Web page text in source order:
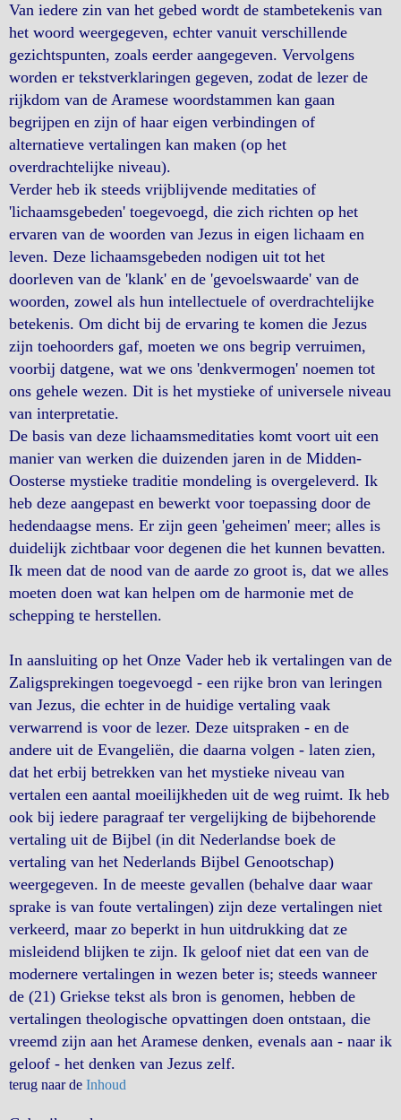
Van iedere zin van het gebed wordt de stambetekenis van
het woord weergegeven, echter vanuit verschillende
gezichtspunten, zoals eerder aangegeven. Vervolgens
worden er tekstverklaringen gegeven, zodat de lezer de
rijkdom van de Aramese woordstammen kan gaan
begrijpen en zijn of haar eigen verbindingen of
alternatieve vertalingen kan maken (op het
overdrachtelijke niveau).
Verder heb ik steeds vrijblijvende meditaties of
'lichaamsgebeden' toegevoegd, die zich richten op het
ervaren van de woorden van Jezus in eigen lichaam en
leven. Deze lichaamsgebeden nodigen uit tot het
doorleven van de 'klank' en de 'gevoelswaarde' van de
woorden, zowel als hun intellectuele of overdrachtelijke
betekenis. Om dicht bij de ervaring te komen die Jezus
zijn toehoorders gaf, moeten we ons begrip verruimen,
voorbij datgene, wat we ons 'denkvermogen' noemen tot
ons gehele wezen. Dit is het mystieke of universele niveau
van interpretatie.
De basis van deze lichaamsmeditaties komt voort uit een
manier van werken die duizenden jaren in de Midden-
Oosterse mystieke traditie mondeling is overgeleverd. Ik
heb deze aangepast en bewerkt voor toepassing door de
hedendaagse mens. Er zijn geen 'geheimen' meer; alles is
duidelijk zichtbaar voor degenen die het kunnen bevatten.
Ik meen dat de nood van de aarde zo groot is, dat we alles
moeten doen wat kan helpen om de harmonie met de
schepping te herstellen.
In aansluiting op het Onze Vader heb ik vertalingen van de
Zaligsprekingen toegevoegd - een rijke bron van leringen
van Jezus, die echter in de huidige vertaling vaak
verwarrend is voor de lezer. Deze uitspraken - en de
andere uit de Evangeliën, die daarna volgen - laten zien,
dat het erbij betrekken van het mystieke niveau van
vertalen een aantal moeilijkheden uit de weg ruimt. Ik heb
ook bij iedere paragraaf ter vergelijking de bijbehorende
vertaling uit de Bijbel (in dit Nederlandse boek de
vertaling van het Nederlands Bijbel Genootschap)
weergegeven. In de meeste gevallen (behalve daar waar
sprake is van foute vertalingen) zijn deze vertalingen niet
verkeerd, maar zo beperkt in hun uitdrukking dat ze
misleidend blijken te zijn. Ik geloof niet dat een van de
modernere vertalingen in wezen beter is; steeds wanneer
de (21) Griekse tekst als bron is genomen, hebben de
vertalingen theologische opvattingen doen ontstaan, die
vreemd zijn aan het Aramese denken, evenals aan - naar ik
geloof - het denken van Jezus zelf.
terug naar de Inhoud